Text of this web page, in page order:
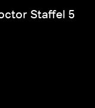
Staffel 5